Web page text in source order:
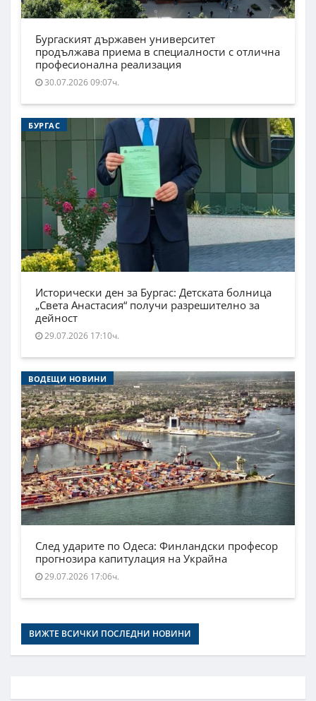
Бургаският държавен университет
продължава приема в специалности с отлична
професионална реализация
30.07.2026 09:07ч.
БУРГАС
Исторически ден за Бургас: Детската болница
„Света Анастасия“ получи разрешително за
дейност
29.07.2026 17:10ч.
ВОДЕЩИ НОВИНИ
След ударите по Одеса: Финландски професор
прогнозира капитулация на Украйна
29.07.2026 17:06ч.
ВИЖТЕ ВСИЧКИ ПОСЛЕДНИ НОВИНИ